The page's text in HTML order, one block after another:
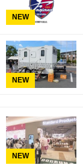
NEW
NEW
NEW